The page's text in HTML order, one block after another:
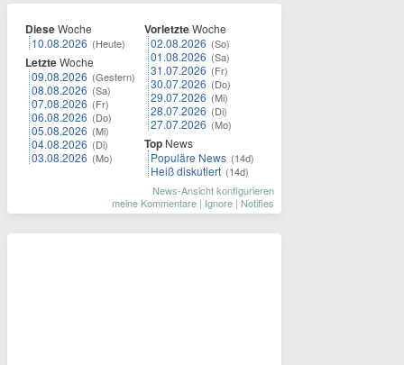
DieseWoche
10.08.2026 (Heute)
LetzteWoche
09.08.2026 (Gestern)
08.08.2026 (Sa)
07.08.2026 (Fr)
06.08.2026 (Do)
05.08.2026 (Mi)
04.08.2026 (Di)
03.08.2026 (Mo)
VorletzteWoche
02.08.2026 (So)
01.08.2026 (Sa)
31.07.2026 (Fr)
30.07.2026 (Do)
29.07.2026 (Mi)
28.07.2026 (Di)
27.07.2026 (Mo)
Top News
Populäre News (14d)
Heiß diskutiert (14d)
News-Ansicht konfigurieren
meine Kommentare | Ignore | Notifies